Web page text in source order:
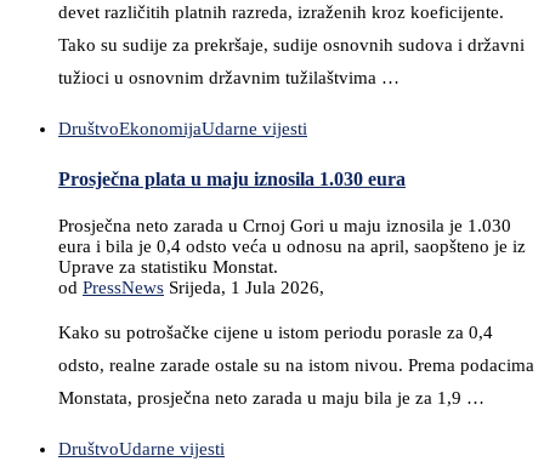
devet različitih platnih razreda, izraženih kroz koeficijente.
Tako su sudije za prekršaje, sudije osnovnih sudova i državni
tužioci u osnovnim državnim tužilaštvima …
DruštvoEkonomijaUdarne vijesti
Prosječna plata u maju iznosila 1.030 eura
Prosječna neto zarada u Crnoj Gori u maju iznosila je 1.030
eura i bila je 0,4 odsto veća u odnosu na april, saopšteno je iz
Uprave za statistiku Monstat.
od PressNews Srijeda, 1 Jula 2026,
Kako su potrošačke cijene u istom periodu porasle za 0,4
odsto, realne zarade ostale su na istom nivou. Prema podacima
Monstata, prosječna neto zarada u maju bila je za 1,9 …
DruštvoUdarne vijesti